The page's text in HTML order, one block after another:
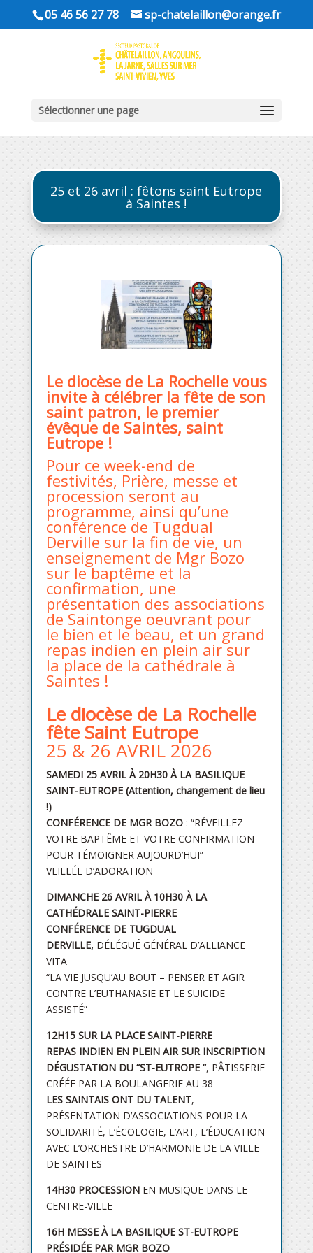
05 46 56 27 78 sp-chatelaillon@orange.fr
Sélectionner une page
25 et 26 avril : fêtons saint Eutrope
à Saintes !
Le diocèse de La Rochelle vous
invite à célébrer la fête de son
saint patron, le premier
évêque de Saintes, saint
Eutrope !
Pour ce week-end de
festivités, Prière, messe et
procession seront au
programme, ainsi qu’une
conférence de Tugdual
Derville sur la fin de vie, un
enseignement de Mgr Bozo
sur le baptême et la
confirmation, une
présentation des associations
de Saintonge oeuvrant pour
le bien et le beau, et un grand
repas indien en plein air sur
la place de la cathédrale à
Saintes !
Le diocèse de La Rochelle
fête Saint Eutrope
25 & 26 AVRIL 2026
SAMEDI 25 AVRIL À 20H30 À LA BASILIQUE
SAINT-EUTROPE (Attention, changement de lieu
!)
CONFÉRENCE DE MGR BOZO: “RÉVEILLEZ
VOTRE BAPTÊME ET VOTRE CONFIRMATION
POUR TÉMOIGNER AUJOURD’HUI”
VEILLÉE D’ADORATION
DIMANCHE 26 AVRIL À 10H30 À LA
CATHÉDRALE SAINT-PIERRE
CONFÉRENCE DE TUGDUAL
DERVILLE, DÉLÉGUÉ GÉNÉRAL D’ALLIANCE
VITA
“LA VIE JUSQU’AU BOUT – PENSER ET AGIR
CONTRE L’EUTHANASIE ET LE SUICIDE
ASSISTÉ”
12H15 SUR LA PLACE SAINT-PIERRE
REPAS INDIEN EN PLEIN AIR SUR INSCRIPTION
DÉGUSTATION DU “ST-EUTROPE “, PÂTISSERIE
CRÉÉE PAR LA BOULANGERIE AU 38
LES SAINTAIS ONT DU TALENT,
PRÉSENTATION D’ASSOCIATIONS POUR LA
SOLIDARITÉ, L’ÉCOLOGIE, L’ART, L’ÉDUCATION
AVEC L’ORCHESTRE D’HARMONIE DE LA VILLE
DE SAINTES
14H30 PROCESSIONEN MUSIQUE DANS LE
CENTRE-VILLE
16H MESSE À LA BASILIQUE ST-EUTROPE
PRÉSIDÉE PAR MGR BOZO